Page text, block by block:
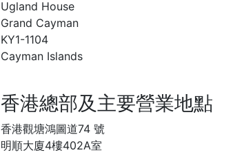
Ugland House
Grand Cayman
KY1-1104
Cayman Islands
香港總部及主要營業地點
香港觀塘鴻圖道74 號
明順大廈4樓402A室